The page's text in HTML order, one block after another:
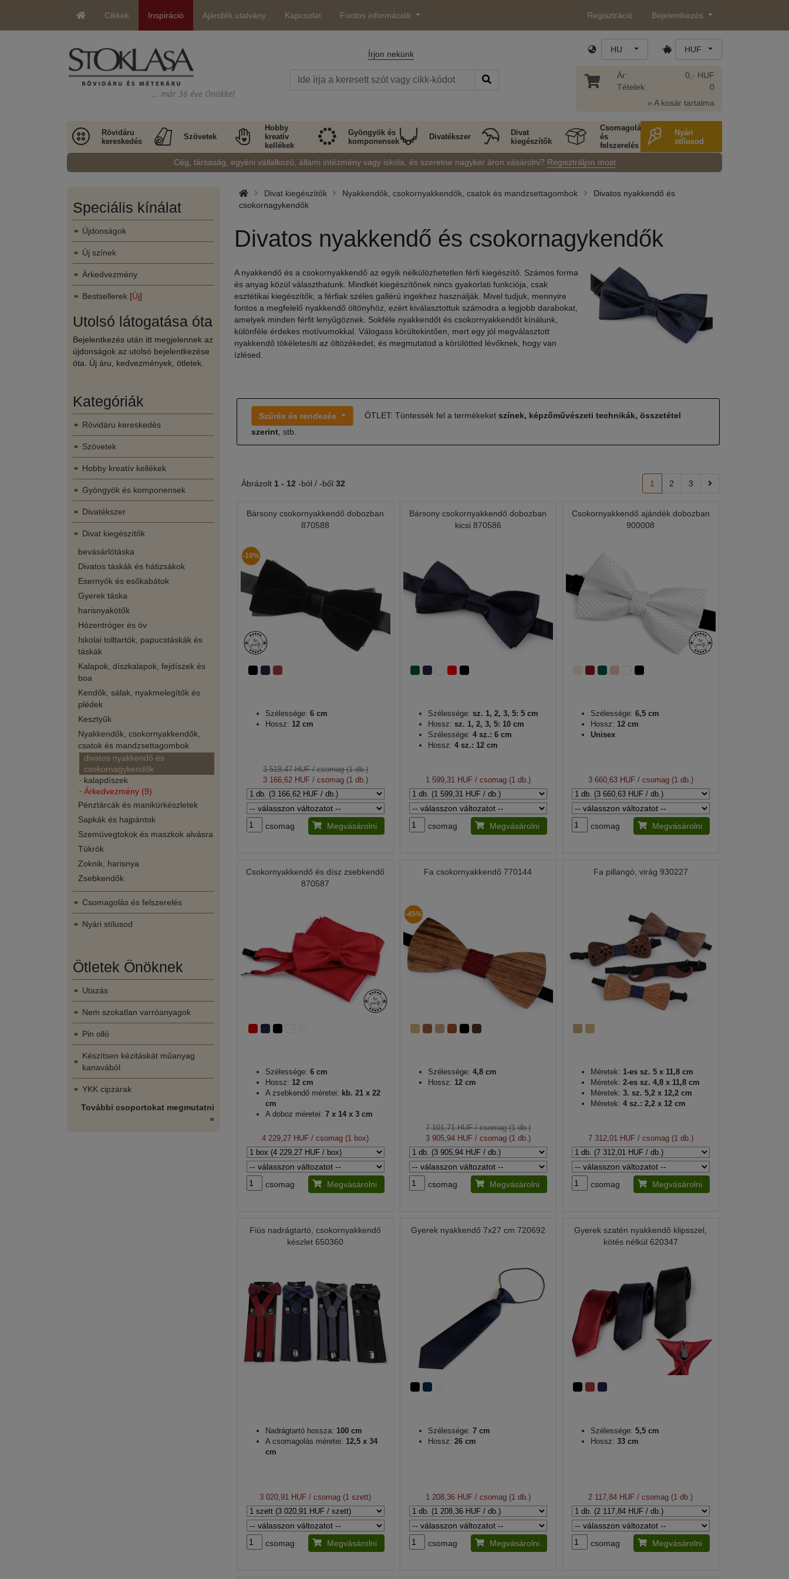
Cikkek Inspiráció Ajándék utalvány Kapcsolat Fontos információk Regisztráció Bejelentkezés
… már 36 éve Önökkel
Írjon nekünk HU HUF
Ár:
Tételek:
0,- HUF
0
» A kosár tartalma
Rövidáru
kereskedés
Szövetek
Hobby
kreatív
kellékek
Gyöngyök és
komponensek
Divatékszer
Divat
kiegészítők
Csomagolás
és
felszerelés
Nyári
stílusod
Cég, társaság, egyéni vállalkozó, állami intézmény vagy iskola, és szeretne nagyker áron vásárolni? Regisztráljon most
Speciális kínálat
Újdonságok
Új színek
Árkedvezmény
Bestsellerek [Új]
Utolsó látogatása óta
Bejelentkezés után itt megjelennek az
újdonságok az utolsó bejelentkezése
óta. Új áru, kedvezmények, ötletek.
Kategóriák
Rövidáru kereskedés
Szövetek
Hobby kreatív kellékek
Gyöngyök és komponensek
Divatékszer
Divat kiegészítők
bevásárlótáska
Divatos táskák és hátizsákok
Esernyők és esőkabátok
Gyerek táska
harisnyakötők
Hózentróger és öv
Iskolai tolltartók, papucstáskák és
táskák
Kalapok, díszkalapok, fejdíszek és
boa
Kendők, sálak, nyakmelegítők és
plédek
Kesztyűk
Nyakkendők, csokornyakkendők,
csatok és mandzsettagombok
divatos nyakkendő és
csokornagykendők
kalapdíszek
Árkedvezmény (9)
Pénztárcák és manikürkészletek
Sapkák és hajpántok
Szemüvegtokok és maszkok alvásra
Tükrök
Zoknik, harisnya
Zsebkendők
Csomagolás és felszerelés
Nyári stílusod
Ötletek Önöknek
Utazás
Nem szokatlan varróanyagok
Pin olló
Készítsen kézitáskát műanyag
kanavából
YKK cipzárak
További csoportokat megmutatni
»
Divat kiegészítők Nyakkendők, csokornyakkendők, csatok és mandzsettagombok
Divatos nyakkendő és
csokornagykendők
Divatos nyakkendő és csokornagykendők
A nyakkendő és a csokornyakkendő az egyik nélkülözhetetlen férfi kiegészítő. Számos forma
és anyag közül választhatunk. Mindkét kiegészítőnek nincs gyakorlati funkciója, csak
esztétikai kiegészítők, a férfiak széles gallérú ingekhez használják. Mivel tudjuk, mennyire
fontos a megfelelő nyakkendő öltönyhöz, ezért kiválasztottuk számodra a legjobb darabokat,
amelyek minden férfit lenyűgöznek. Sokféle nyakkendőt és csokornyakkendőt kínálunk,
különféle érdekes motívumokkal. Válogass körültekintően, mert egy jól megválasztott
nyakkendő tökéletesíti az öltözékedet, és megmutatod a körülötted lévőknek, hogy van
ízlésed.
Szűrés és rendezés ÖTLET: Tüntessék fel a termékeket színek, képzőművészeti technikák, összetétel
szerint , stb.
Ábrázolt 1 - 12 -ból / -ből 32 1 2 3
Bársony csokornyakkendő dobozban
870588
-10%
Szélessége: 6 cm
Hossz: 12 cm
3 518,47 HUF/ csomag (1 db.)
3 166,62 HUF/ csomag (1 db.)
csomag Megvásárolni
Bársony csokornyakkendő dobozban
kicsi 870586
Szélessége: sz. 1, 2, 3, 5: 5 cm
Hossz: sz. 1, 2, 3, 5: 10 cm
Szélessége: 4 sz.: 6 cm
Hossz: 4 sz.: 12 cm
1 599,31 HUF/ csomag (1 db.)
csomag Megvásárolni
Csokornyakkendő ajándék dobozban
900008
Szélessége: 6,5 cm
Hossz: 12 cm
Unisex
3 660,63 HUF/ csomag (1 db.)
csomag Megvásárolni
Csokornyakkendő és dísz zsebkendő
870587
Szélessége: 6 cm
Hossz: 12 cm
A zsebkendő méretei: kb. 21 x 22
cm
A doboz méretei: 7 x 14 x 3 cm
4 229,27 HUF / csomag (1 box)
csomag Megvásárolni
Fa csokornyakkendő 770144
-45%
Szélessége: 4,8 cm
Hossz: 12 cm
7 101,71 HUF/ csomag (1 db.)
3 905,94 HUF/ csomag (1 db.)
csomag Megvásárolni
Fa pillangó, virág 930227
Méretek: 1-es sz. 5 x 11,8 cm
Méretek: 2-es sz. 4,8 x 11,8 cm
Méretek: 3. sz. 5,2 x 12,2 cm
Méretek: 4 sz.: 2,2 x 12 cm
7 312,01 HUF/ csomag (1 db.)
csomag Megvásárolni
Fiús nadrágtartó, csokornyakkendő
készlet 650360
Nadrágtartó hossza: 100 cm
A csomagolás méretei: 12,5 x 34
cm
3 020,91 HUF / csomag (1 szett)
csomag Megvásárolni
Gyerek nyakkendő 7x27 cm 720692
Szélessége: 7 cm
Hossz: 26 cm
1 208,36 HUF/ csomag (1 db.)
csomag Megvásárolni
Gyerek szatén nyakkendő klipsszel,
kötés nélkül 620347
Szélessége: 5,5 cm
Hossz: 33 cm
2 117,84 HUF / csomag (1 db.)
csomag Megvásárolni